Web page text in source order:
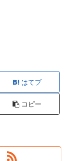
はてブ
コピー